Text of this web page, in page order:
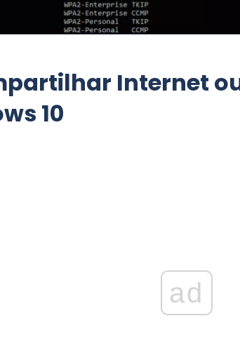
Internet
10
ad